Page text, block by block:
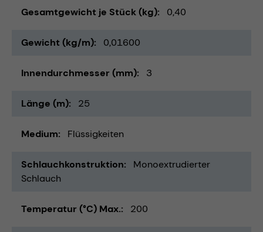
Gesamtgewicht je Stück (kg) 0,40
Gewicht (kg/m) 0,01600
Innendurchmesser (mm) 3
Länge (m) 25
Medium Flüssigkeiten
Schlauchkonstruktion
Monoextrudierter
Schlauch
Temperatur (°C) Max. 200